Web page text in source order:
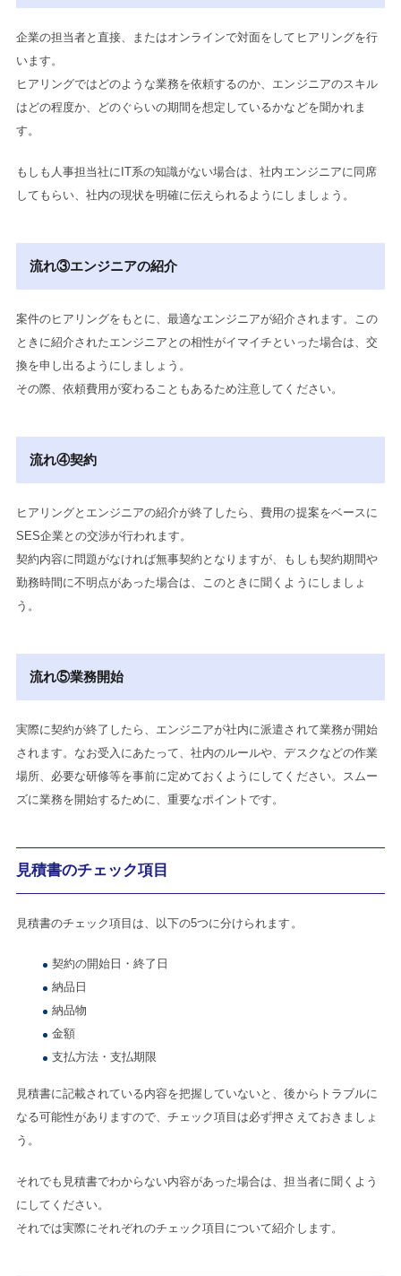
企業の担当者と直接、またはオンラインで対面をしてヒアリングを行
います。
ヒアリングではどのような業務を依頼するのか、エンジニアのスキル
はどの程度か、どのぐらいの期間を想定しているかなどを聞かれま
す。
もしも人事担当社にIT系の知識がない場合は、社内エンジニアに同席
してもらい、社内の現状を明確に伝えられるようにしましょう。
流れ③エンジニアの紹介
案件のヒアリングをもとに、最適なエンジニアが紹介されます。この
ときに紹介されたエンジニアとの相性がイマイチといった場合は、交
換を申し出るようにしましょう。
その際、依頼費用が変わることもあるため注意してください。
流れ④契約
ヒアリングとエンジニアの紹介が終了したら、費用の提案をベースに
SES企業との交渉が行われます。
契約内容に問題がなければ無事契約となりますが、もしも契約期間や
勤務時間に不明点があった場合は、このときに聞くようにしましょ
う。
流れ⑤業務開始
実際に契約が終了したら、エンジニアが社内に派遣されて業務が開始
されます。なお受入にあたって、社内のルールや、デスクなどの作業
場所、必要な研修等を事前に定めておくようにしてください。スムー
ズに業務を開始するために、重要なポイントです。
見積書のチェック項目
見積書のチェック項目は、以下の5つに分けられます。
契約の開始日・終了日
納品日
納品物
金額
支払方法・支払期限
見積書に記載されている内容を把握していないと、後からトラブルに
なる可能性がありますので、チェック項目は必ず押さえておきましょ
う。
それでも見積書でわからない内容があった場合は、担当者に聞くよう
にしてください。
それでは実際にそれぞれのチェック項目について紹介します。